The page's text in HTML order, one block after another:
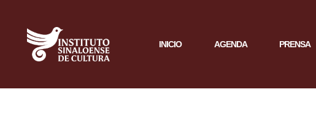
INICIO AGENDA PRENSA